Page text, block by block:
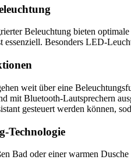
Beleuchtung bieten
essenziell. Besonders LED-
weit über eine
mit Bluetooth-Lautsprechern
gesteuert werden können,
Technologie
Bad oder einer warmen